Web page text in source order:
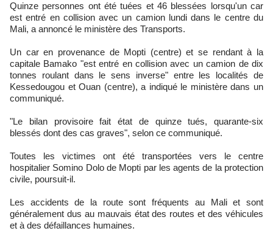
Quinze personnes ont été tuées et 46 blessées lorsqu'un car
est entré en collision avec un camion lundi dans le centre du
Mali, a annoncé le ministère des Transports.
Un car en provenance de Mopti (centre) et se rendant à la
capitale Bamako "est entré en collision avec un camion de dix
tonnes roulant dans le sens inverse" entre les localités de
Kessedougou et Ouan (centre), a indiqué le ministère dans un
communiqué.
"Le bilan provisoire fait état de quinze tués, quarante-six
blessés dont des cas graves", selon ce communiqué.
Toutes les victimes ont été transportées vers le centre
hospitalier Somino Dolo de Mopti par les agents de la protection
civile, poursuit-il.
Les accidents de la route sont fréquents au Mali et sont
généralement dus au mauvais état des routes et des véhicules
et à des défaillances humaines.